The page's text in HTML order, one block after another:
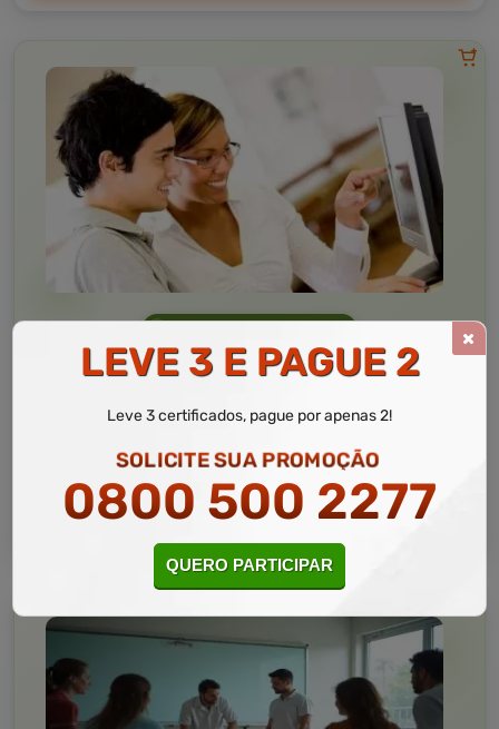
Informática Avançada
MATRICULAR AGORA
LEVE 3 E PAGUE 2
Leve 3 certificados, pague por apenas 2!
SOLICITE SUA PROMOÇÃO
0800 500 2277
QUERO PARTICIPAR